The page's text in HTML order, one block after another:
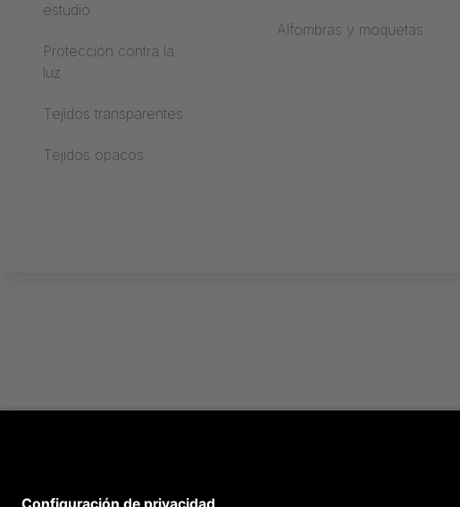
ABC de películas de
ABC de textiles de
Procesamiento de
películas de
estudio
Protección contra la
luz
Tejidos transparentes
Tejidos opacos
Alfombras y moquetas